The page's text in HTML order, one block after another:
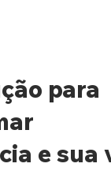
para
e sua